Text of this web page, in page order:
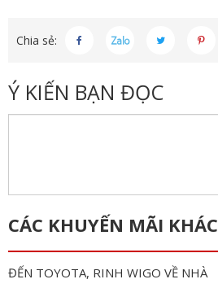
Chia sẻ:
Ý KIẾN BẠN ĐỌC
CÁC KHUYẾN MÃI KHÁC
ĐẾN TOYOTA, RINH WIGO VỀ NHÀ